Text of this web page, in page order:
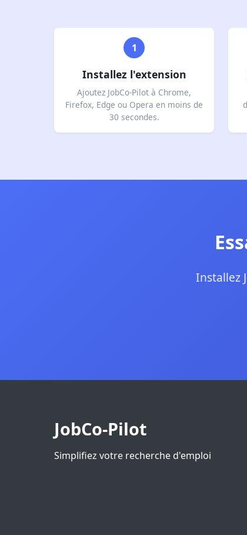
1
Installez l'extension
Ajoutez JobCo-Pilot à Chrome,
Firefox, Edge ou Opera en moins de
30 secondes.
Installez
JobCo-Pilot
Simplifiez votre recherche d'emploi